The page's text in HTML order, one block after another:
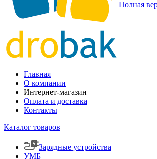
Полная
Главная
О компании
Интернет-магазин
Оплата и доставка
Контакты
Каталог товаров
Зарядные устройства
УМБ